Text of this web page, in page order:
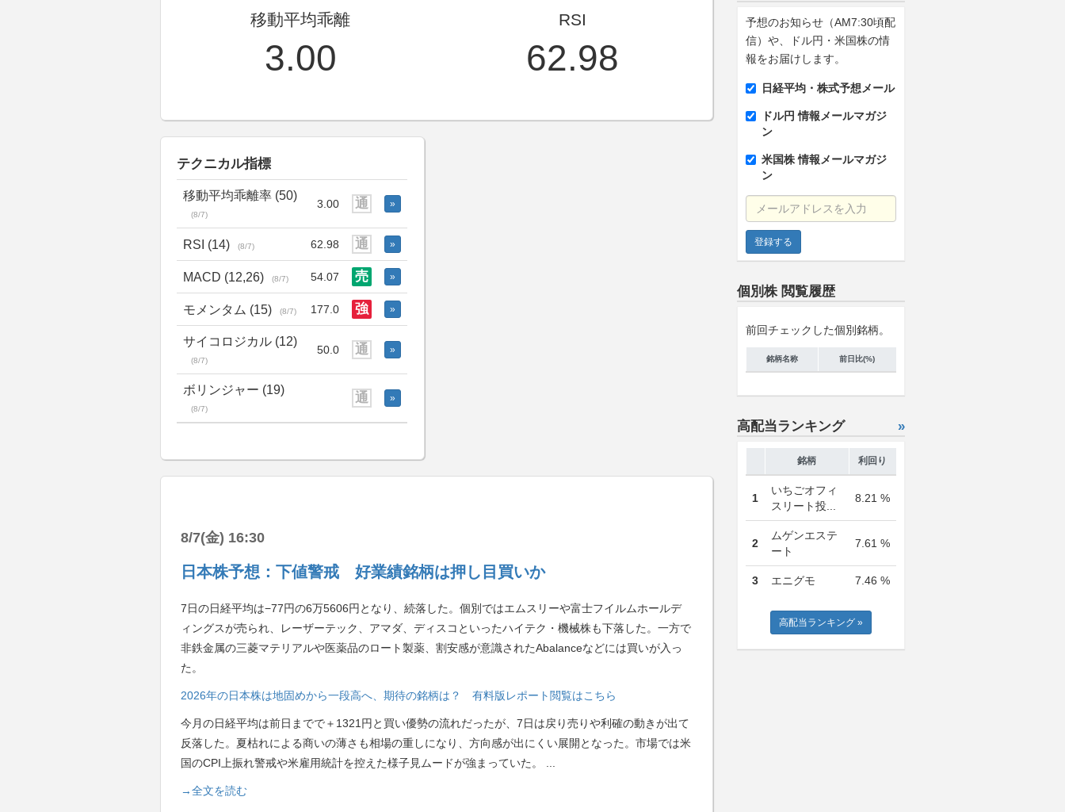
移動平均乖離
3.00
RSI
62.98
テクニカル指標
移動平均乖離率 (50)
(8/7)
3.00 通 »
RSI (14) (8/7) 62.98 通 »
MACD (12,26) (8/7) 54.07 売 »
モメンタム (15) (8/7) 177.0 強 »
サイコロジカル (12)
(8/7)
50.0 通 »
ボリンジャー (19)
(8/7)
通 »
8/7(金) 16:30
日本株予想：下値警戒 好業績銘柄は押し目買いか
7日の日経平均は−77円の6万5606円となり、続落した。個別ではエムスリーや富士フイルムホールデ
ィングスが売られ、レーザーテック、アマダ、ディスコといったハイテク・機械株も下落した。一方で
非鉄金属の三菱マテリアルや医薬品のロート製薬、割安感が意識されたAbalanceなどには買いが入っ
た。
2026年の日本株は地固めから一段高へ、期待の銘柄は？ 有料版レポート閲覧はこちら
今月の日経平均は前日までで＋1321円と買い優勢の流れだったが、7日は戻り売りや利確の動きが出て
反落した。夏枯れによる商いの薄さも相場の重しになり、方向感が出にくい展開となった。市場では米
国のCPI上振れ警戒や米雇用統計を控えた様子見ムードが強まっていた。
→全文を読む
予想のお知らせ（AM7:30頃配
信）や、ドル円・米国株の情
報をお届けします。
日経平均・株式予想メール
ドル円 情報メールマガジ
ン
米国株 情報メールマガジ
ン
メールアドレスを入力
個別株 閲覧履歴
前回チェックした個別銘柄。
銘柄名称 前日比(%)
高配当ランキング »
銘柄 利回り
1
いちごオフィ
スリート投...
8.21 %
2
ムゲンエステ
ート
7.61 %
3 エニグモ 7.46 %
高配当ランキング »